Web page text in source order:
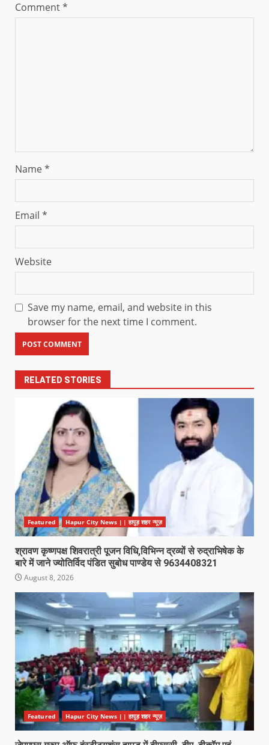
Comment*
Name*
Email *
Website
Save my name, email, and website in this
browser for the next time I comment.
RELATED STORIES
Featured Hapur City News || हापुड़ शहर न्यूज़
श्रावण कृष्णपक्ष शिवरात्री पूजन विधि,विभिन्न द्रव्यों से रुद्राभिषेक के
बारे में जाने ज्योतिर्विद पंडित सुबोध पाण्डेय से 9634408321
August 8, 2026
Featured Hapur City News || हापुड़ शहर न्यूज़